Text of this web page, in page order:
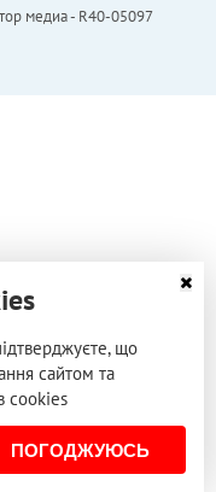
медиа - R40-05097
що
сайтом та
cookies
ПОГОДЖУЮСЬ